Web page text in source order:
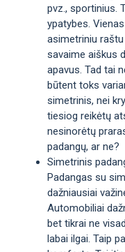
pvz., sportinius.
ypatybes.
asimetriniu raštu
savaime aiškus
apavus. Tad tai
būtent toks
simetrinis, nei
tiesiog reikėtų
nesinorėtų
padangų, ar ne?
Simetrinis
Padangas su
dažniausiai
Automobiliai
bet tikrai ne
labai ilgai. Taip